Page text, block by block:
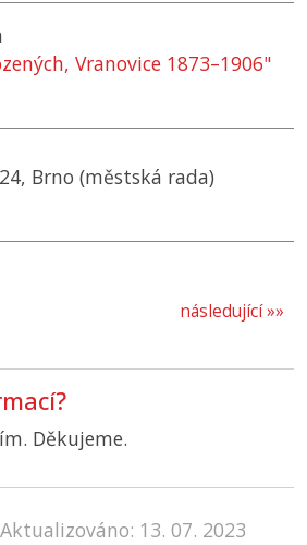
Vranovice 1873–1906"
Brno (městská rada)
následující »»
Děkujeme.
Aktualizováno: 13. 07. 2023